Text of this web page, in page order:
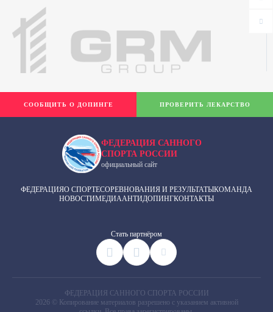
ФЕДЕРАЦИЯ САННОГО
СПОРТА РОССИИ
официальный сайт
ФЕДЕРАЦИЯО СПОРТЕСОРЕВНОВАНИЯ И РЕЗУЛЬТАТЫКОМАНДА
НОВОСТИМЕДИААНТИДОПИНГКОНТАКТЫ
Cтать партнёром
СООБЩИТЬ О ДОПИНГЕ ПРОВЕРИТЬ ЛЕКАРСТВО
ФЕДЕРАЦИЯ САННОГО СПОРТА РОССИИ
2026 © Копирование материалов разрешено с указанием активной